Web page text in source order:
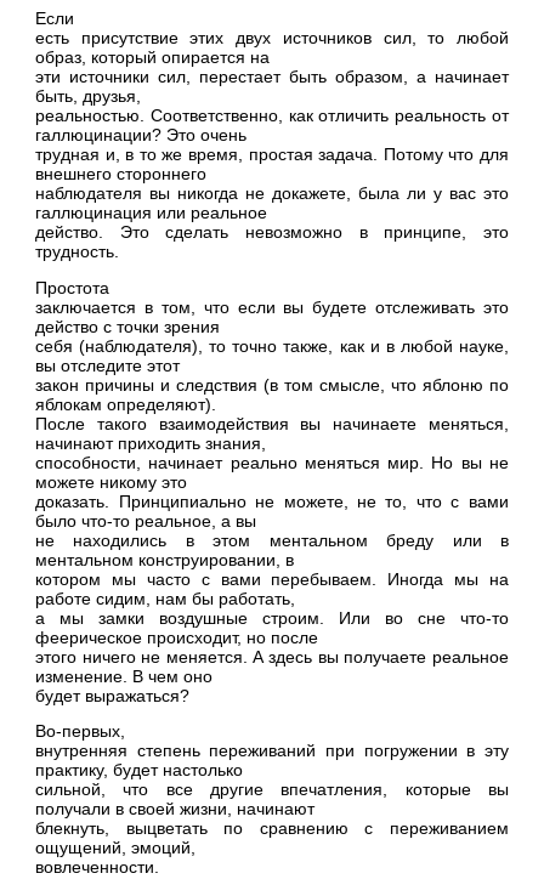
Если
есть присутствие этих двух источников сил, то любой
образ, который опирается на
эти источники сил, перестает быть образом, а начинает
быть, друзья,
реальностью. Соответственно, как отличить реальность от
галлюцинации? Это очень
трудная и, в то же время, простая задача. Потому что для
внешнего стороннего
наблюдателя вы никогда не докажете, была ли у вас это
галлюцинация или реальное
действо. Это сделать невозможно в принципе, это
трудность.
Простота
заключается в том, что если вы будете отслеживать это
действо с точки зрения
себя (наблюдателя), то точно также, как и в любой науке,
вы отследите этот
закон причины и следствия (в том смысле, что яблоню по
яблокам определяют).
После такого взаимодействия вы начинаете меняться,
начинают приходить знания,
способности, начинает реально меняться мир. Но вы не
можете никому это
доказать. Принципиально не можете, не то, что с вами
было что-то реальное, а вы
не находились в этом ментальном бреду или в
ментальном конструировании, в
котором мы часто с вами перебываем. Иногда мы на
работе сидим, нам бы работать,
а мы замки воздушные строим. Или во сне что-то
феерическое происходит, но после
этого ничего не меняется. А здесь вы получаете реальное
изменение. В чем оно
будет выражаться?
Во-первых,
внутренняя степень переживаний при погружении в эту
практику, будет настолько
сильной, что все другие впечатления, которые вы
получали в своей жизни, начинают
блекнуть, выцветать по сравнению с переживанием
ощущений, эмоций,
вовлеченности.